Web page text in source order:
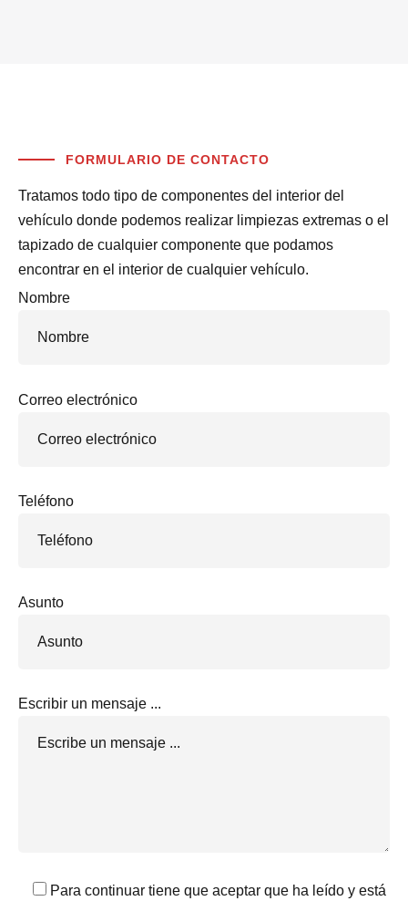
FORMULARIO DE CONTACTO
Tratamos todo tipo de componentes del interior del
vehículo donde podemos realizar limpiezas extremas o el
tapizado de cualquier componente que podamos
encontrar en el interior de cualquier vehículo.
Nombre
Correo electrónico
Teléfono
Asunto
Escribir un mensaje ...
Para continuar tiene que aceptar que ha leído y está